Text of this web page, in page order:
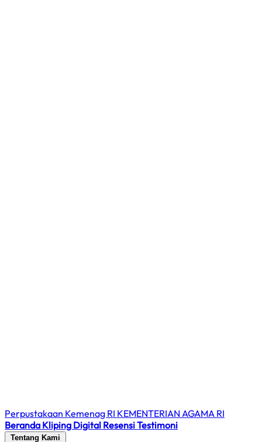
Perpustakaan Kemenag RI KEMENTERIAN AGAMA RI
Beranda Kliping Digital ResensiTestimoni
Tentang Kami